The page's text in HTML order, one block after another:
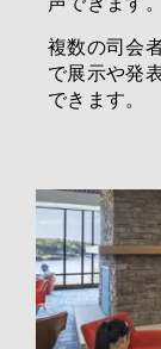
複数の司会
で展示や発
できます。